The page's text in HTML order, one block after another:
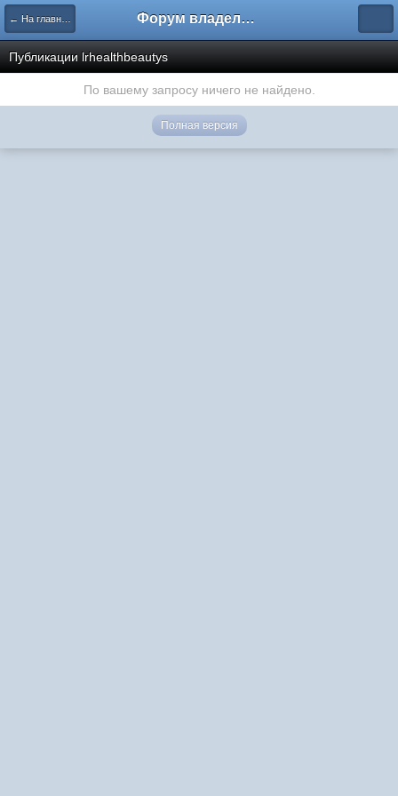
← На главную Форум владельцев интернет-магазинов
Публикации lrhealthbeautys
По вашему запросу ничего не найдено.
Полная версия